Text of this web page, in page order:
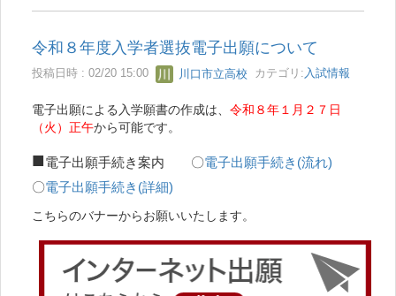
令和８年度入学者選抜電子出願について
投稿日時 : 02/20 15:00 川口市立高校 カテゴリ: 入試情報
電子出願による入学願書の作成は、 令和８年１月２７日
（火）正午から可能です。
■電子出願手続き案内 〇電子出願手続き(流れ)
〇電子出願手続き(詳細)
こちらのバナーからお願いいたします。